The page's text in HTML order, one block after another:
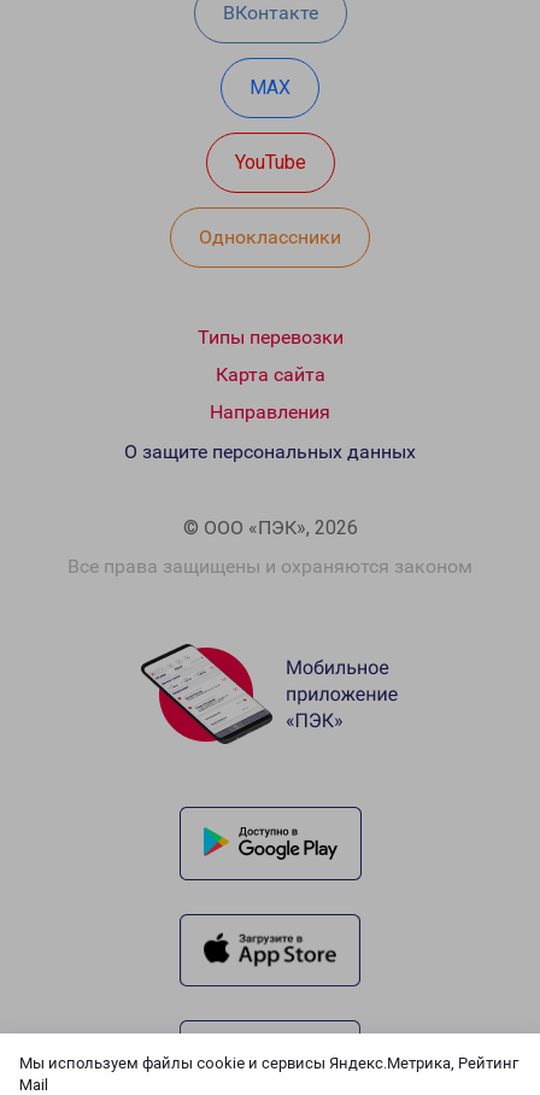
Мы используем файлы cookie и сервисы Яндекс.Метрика, Рейтинг
Mail
ВКонтакте
MAX
YouTube
Одноклассники
Типы перевозки
Карта сайта
Направления
© ООО «ПЭК», 2026
Все права защищены и охраняются законом
О защите персональных данных